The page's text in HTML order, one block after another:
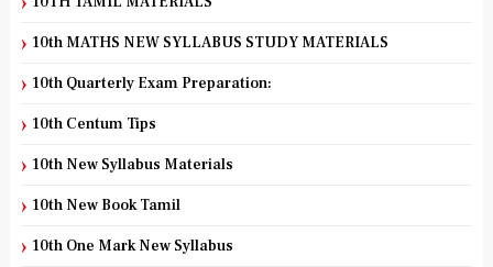
10th MATHS NEW SYLLABUS STUDY MATERIALS
10th Quarterly Exam Preparation:
10th Centum Tips
10th New Syllabus Materials
10th New Book Tamil
10th One Mark New Syllabus